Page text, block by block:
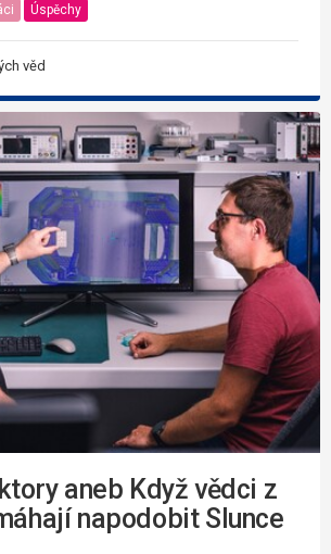
Úspěchy
věd
aneb Když vědci z
napodobit Slunce